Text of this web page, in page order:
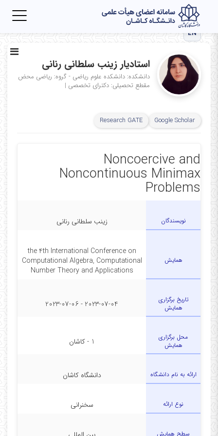
EN
استادیار زینب سلطانی رنانی
دانشکده: دانشکده علوم ریاضی - گروه: ریاضی محض
مقطع تحصیلی: دکترای تخصصی |
Google Scholar
Research GATE
Noncoercive and
Noncontinuous Minimax
Problems
نویسندگان زینب سلطانی رنانی
همایش
the 4th International Conference on
Computational Algebra, Computational
Number Theory and Applications
تاریخ برگزاری
همایش
2023-07-04 - 2023-07-06
محل برگزاری
همایش
1 - کاشان
ارائه به نام دانشگاه دانشگاه کاشان
نوع ارائه سخنرانی
سطح همایش